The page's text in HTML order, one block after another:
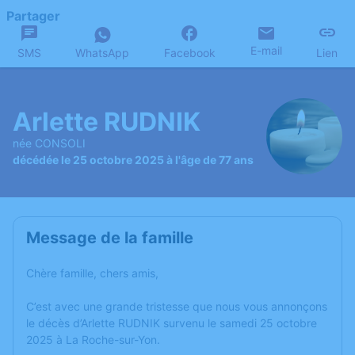
Partager
SMS WhatsApp Facebook E-mail Lien
Arlette RUDNIK
née CONSOLI
décédée le 25 octobre 2025 à l'âge de 77 ans
Message de la famille
Chère famille, chers amis,
C’est avec une grande tristesse que nous vous annonçons
le décès d’Arlette RUDNIK survenu le samedi 25 octobre
2025 à La Roche-sur-Yon.